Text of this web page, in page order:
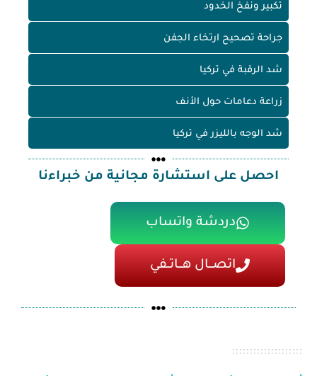
تكبير ونفخ الخدود
جراحة تصحيح ارتخاء الجفن
شد الرقبة في تركيا
زراعة دعامات حول الأنف
شد الوجه بالليزر في تركيا
احصل على استشارة مجانية من خبراءنا
دردشة واتساب
اتصـــال هـــاتــفي